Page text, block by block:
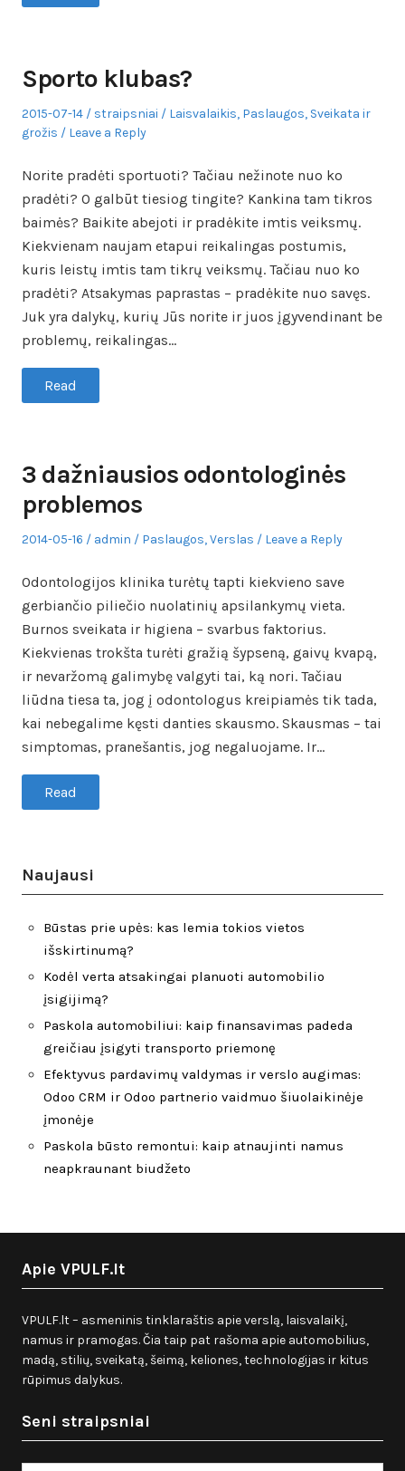
Sporto klubas?
Posted
on
2015-07-14 Author
straipsniai
Posted
Laisvalaikis, Paslaugos, Sveikata ir
grožis
Leave a Reply
Norite pradėti sportuoti? Tačiau nežinote nuo ko
pradėti? O galbūt tiesiog tingite? Kankina tam tikros
baimės? Baikite abejoti ir pradėkite imtis veiksmų.
Kiekvienam naujam etapui reikalingas postumis,
kuris leistų imtis tam tikrų veiksmų. Tačiau nuo ko
pradėti? Atsakymas paprastas – pradėkite nuo savęs.
Juk yra dalykų, kurių Jūs norite ir juos įgyvendinant be
problemų, reikalingas…
Read
3 dažniausios odontologinės
problemos
Posted
2014-05-16 Author
admin
Posted
Paslaugos,Verslas Leave a Reply
Odontologijos klinika turėtų tapti kiekvieno save
gerbiančio piliečio nuolatinių apsilankymų vieta.
Burnos sveikata ir higiena – svarbus faktorius.
Kiekvienas trokšta turėti gražią šypseną, gaivų kvapą,
ir nevaržomą galimybę valgyti tai, ką nori. Tačiau
liūdna tiesa ta, jog į odontologus kreipiamės tik tada,
kai nebegalime kęsti danties skausmo. Skausmas – tai
simptomas, pranešantis, jog negaluojame. Ir…
Read
Naujausi
Būstas prie upės: kas lemia tokios vietos
išskirtinumą?
Kodėl verta atsakingai planuoti automobilio
įsigijimą?
Paskola automobiliui: kaip finansavimas padeda
greičiau įsigyti transporto priemonę
Efektyvus pardavimų valdymas ir verslo augimas:
Odoo CRM ir Odoo partnerio vaidmuo šiuolaikinėje
įmonėje
Paskola būsto remontui: kaip atnaujinti namus
neapkraunant biudžeto
Apie VPULF.lt
VPULF.lt – asmeninis tinklaraštis apie verslą, laisvalaikį,
namus ir pramogas. Čia taip pat rašoma apie automobilius,
madą, stilių, sveikatą, šeimą, keliones, technologijas ir kitus
rūpimus dalykus.
Seni straipsniai